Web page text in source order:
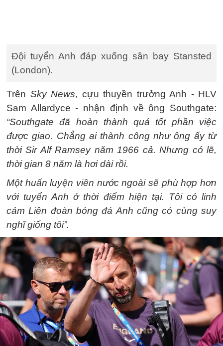
Đội tuyển Anh đáp xuống sân bay Stansted
(London).
Trên Sky News, cựu thuyền trưởng Anh - HLV
Sam Allardyce - nhận định về ông Southgate:
“Southgate đã hoàn thành quá tốt phần việc
được giao. Chẳng ai thành công như ông ấy từ
thời Sir Alf Ramsey năm 1966 cả. Nhưng có lẽ,
thời gian 8 năm là hơi dài rồi.
Một huấn luyện viên nước ngoài sẽ phù hợp hơn
với tuyển Anh ở thời điểm hiện tại. Tôi có linh
cảm Liên đoàn bóng đá Anh cũng có cùng suy
nghĩ giống tôi”.